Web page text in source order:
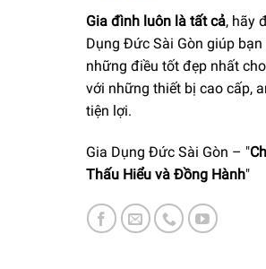
Máy Rửa Chén
RackMatic giúp việc xếp
đoạn để thích ứng với yêu
Gia đình luôn là tất cả, hãy
Dụng Đức Sài Gòn giúp
những điều tốt đẹp nhất
với những thiết bị cao cấp,
tiện lợi.
Gia Dụng Đức Sài Gòn – "
Thấu Hiểu và Đồng Hành"